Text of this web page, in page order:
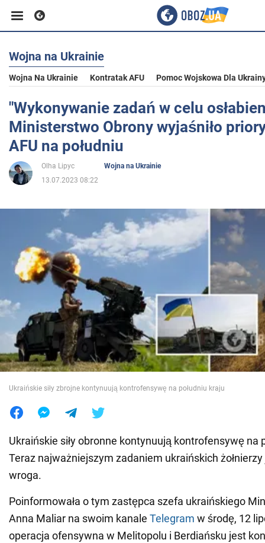
Biznes
Sport
Rozrywka
Życie
Społeczeństwo
Wojna na Ukrainie
Świat
Jedzenie
Wojna na Ukrainie
Wojna Na Ukrainie Kontratak AFU Pomoc Wojskowa Dla
"Wykonywanie zadań w celu
Ministerstwo Obrony wyjaśniło
AFU na południu
Olha Lipyc
Wojna na Ukrainie
13.07.2023 08:22
Ukraińskie siły zbrojne kontynuują kontrofensywę na południu kraju
Ukraińskie siły obronne kontynuują kontrofensywę na
Teraz najważniejszym zadaniem ukraińskich żołnierzy
wroga.
Poinformowała o tym zastępca szefa ukraińskiego
Anna Maliar na swoim kanale Telegram w środę, 12
operacja ofensywna w Melitopolu i Berdiańsku jest